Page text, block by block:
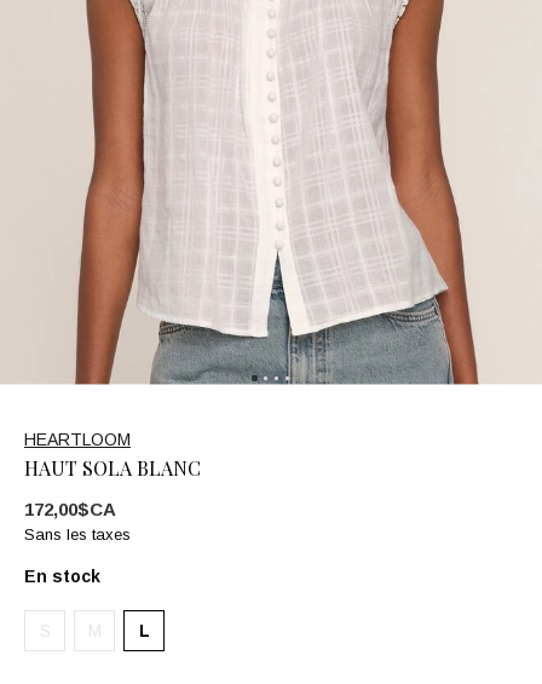
HEARTLOOM
HAUT SOLA BLANC
172,00$CA
Sans les taxes
En stock
S M L